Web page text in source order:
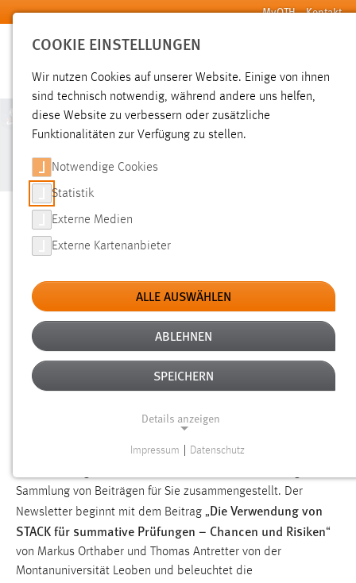
Zum Hauptinhalt springen MyOTH Kontakt
SUCHE
STACK NEWSLETTER 5
Liebe STACK-Community und STACK-Interessierte
wir freuen uns, Sie zur fünften Ausgabe unseres Newsletters
Ein herzliches Dankeschön an alle, die durch ihre engagierten
Beiträge und ihre Unterstützung auch diese Ausgabe möglich
gemacht haben. Ihr Engagement macht den STACK-Newsletter
zu einer wertvollen Plattform für Austausch und gemeinsames
Lernen. Wenn Sie Interesse haben, auch in Zukunft oder
Einsendungen - jede Idee und jeder Erfahrungsbericht ist eine
Sammlung von Beiträgen für Sie zusammengestellt. Der
Newsletter beginnt mit dem Beitrag „Die Verwendung von
STACK für summative Prüfungen – Chancen und Risiken“
von Markus Orthaber und Thomas Antretter von der
Montanuniversität Leoben und beleuchtet die
COOKIE EINSTELLUNGEN
Wir nutzen Cookies auf unserer Website. Einige von ihnen
sind technisch notwendig, während andere uns helfen,
diese Website zu verbessern oder zusätzliche
Funktionalitäten zur Verfügung zu stellen.
Notwendige Cookies
Statistik
Externe Medien
Externe Kartenanbieter
ALLE AUSWÄHLEN
ABLEHNEN
SPEICHERN
Details anzeigen
Notwendige Cookies ermöglichen grundlegende
Funktionen und sind für die einwandfreie Funktion der
Website erforderlich.
Einverständnis
Impressum Datenschutz